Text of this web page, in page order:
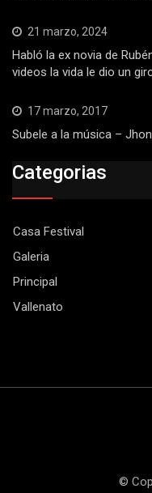
21 marzo, 2024
Habló la ex novia de
videos la vida le dio un
17 marzo, 2017
Subele a la música –
Categorias
Casa Festival
Galeria
Principal
Vallenato
©